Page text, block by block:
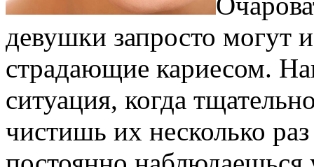
девушки запросто могут
страдающие кариесом.
ситуация, когда
чистишь их несколько